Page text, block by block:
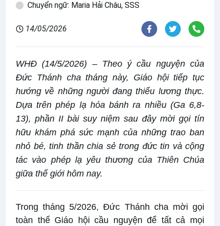
Chuyển ngữ: Maria Hải Châu, SSS
14/05/2026
WHĐ (14/5/2026) – Theo ý cầu nguyện của
Đức Thánh cha tháng này, Giáo hội tiếp tục
hướng về những người đang thiếu lương thực.
Dựa trên phép lạ hóa bánh ra nhiều (Ga 6,8-
13), phần II bài suy niệm sau đây mời gọi tín
hữu khám phá sức mạnh của những trao ban
nhỏ bé, tinh thần chia sẻ trong đức tin và cộng
tác vào phép lạ yêu thương của Thiên Chúa
giữa thế giới hôm nay.
Trong tháng 5/2026, Đức Thánh cha mời gọi
toàn thể Giáo hội cầu nguyện để tất cả mọi